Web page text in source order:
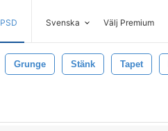
PSD Svenska Välj Premium
Grunge Stänk Tapet